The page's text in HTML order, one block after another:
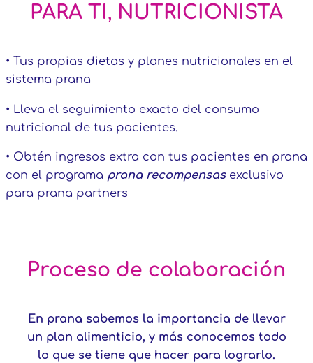
PARA TI, NUTRICIONISTA
• Tus propias dietas y planes nutricionales en el
sistema prana
• Lleva el seguimiento exacto del consumo
nutricional de tus pacientes.
• Obtén ingresos extra con tus pacientes en prana
con el programa prana recompensas exclusivo
para prana partners
Proceso de colaboración
En prana sabemos la importancia de llevar
un plan alimenticio, y más conocemos todo
lo que se tiene que hacer para lograrlo.